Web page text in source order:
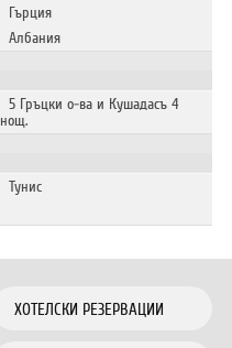
Гърция
Албания
5 Гръцки о-ва и Кушадасъ 4
нощ.
Тунис
ХОТЕЛСКИ РЕЗЕРВАЦИИ